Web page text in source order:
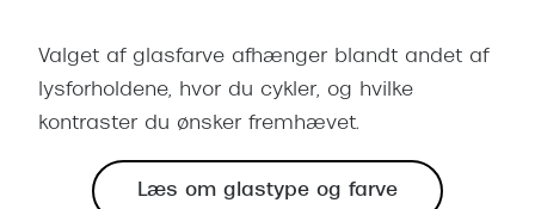
Valget af glasfarve afhænger blandt andet af
lysforholdene, hvor du cykler, og hvilke
kontraster du ønsker fremhævet.
Læs om glastype og farve